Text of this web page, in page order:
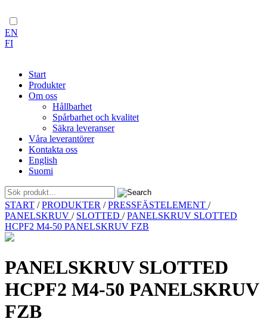
EN
FI
Start
Produkter
Om oss
Hållbarhet
Spårbarhet och kvalitet
Säkra leveranser
Våra leverantörer
Kontakta oss
English
Suomi
Skip
to
content
START /PRODUKTER /PRESSFÄSTELEMENT /
PANELSKRUV / SLOTTED /PANELSKRUV SLOTTED
HCPF2 M4-50 PANELSKRUV FZB
PANELSKRUV SLOTTED
HCPF2 M4-50 PANELSKRUV
FZB